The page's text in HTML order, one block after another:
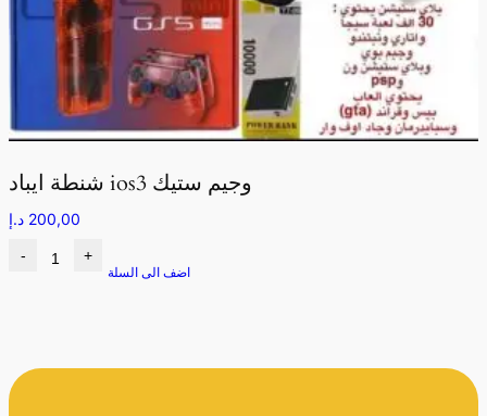
شنطة ايباد ios3 وجيم ستيك
200,00 د.إ
- +
اضف الى السلة